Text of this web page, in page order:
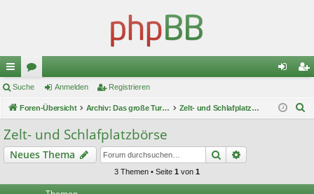
ch
ne
llz
ug
or
en m ist
Suche Anmelden Registrieren
Foren-Übersicht Archiv: Das große Turnier 1 Zelt- und Schlafplatzbörse
Zelt- und Schlafplatzbörse
Neues Thema Suche
3 Themen • Seite 1 von 1